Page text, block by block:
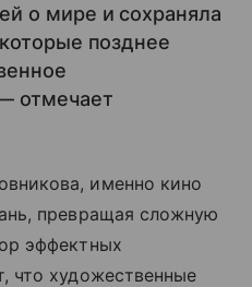
о мире и сохраняла
позднее
отмечает
именно кино
превращая сложную
эффектных
что художественные